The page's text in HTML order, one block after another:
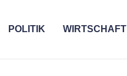
POLITIK WIRTSCHAFT